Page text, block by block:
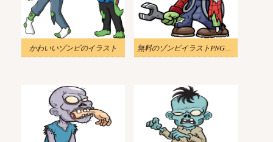
かわいいゾンビのイラスト 無料のゾンビイラストPNG画像